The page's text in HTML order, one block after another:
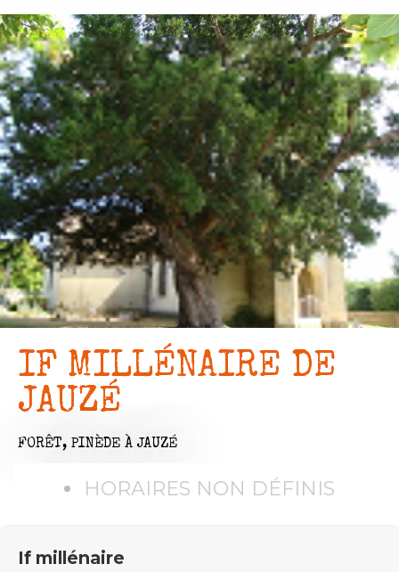
Aller
au
contenu
principal
IF MILLÉNAIRE DE
JAUZÉ
FORÊT, PINÈDE À JAUZÉ
HORAIRES NON DÉFINIS
If millénaire